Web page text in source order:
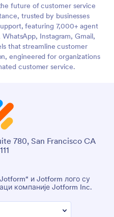
future of customer service
trusted by businesses
featuring 7,000+ agent
Instagram, Gmail,
that streamline customer
engineered for organizations
customer service.
780, San Francisco CA
и Jotform лого су
компаније Jotform Inc.